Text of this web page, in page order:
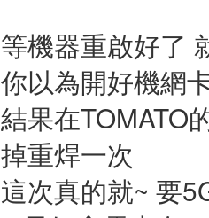
等機器重啟好了
你以為開好機網
結果在TOMATO
掉重焊一次
這次真的就~ 要